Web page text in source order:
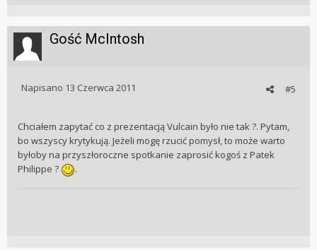
Gość McIntosh
#5
Napisano 13 Czerwca 2011
Chciałem zapytać co z prezentacją Vulcain było nie tak ?. Pytam,
bo wszyscy krytykują. Jeżeli mogę rzucić pomysł, to może warto
byłoby na przyszłoroczne spotkanie zaprosić kogoś z Patek
Philippe ?
.